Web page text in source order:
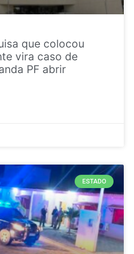
que colocou
vira caso de
PF abrir
ESTADO